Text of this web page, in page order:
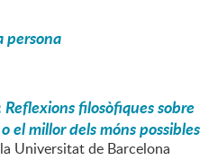
persona
Reflexions filosòfiques sobre
el millor dels móns possibles
Universitat de Barcelona